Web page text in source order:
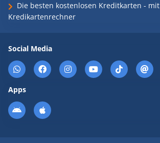
Die besten kostenlosen Kreditkarten - mit
Kredikartenrechner
Social Media
Apps